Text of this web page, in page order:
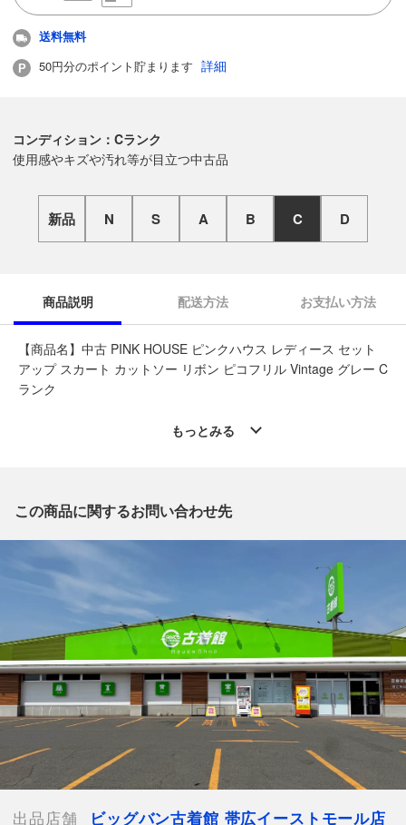
送料無料
50円分のポイント貯まります 詳細
コンディション：Cランク
使用感やキズや汚れ等が目立つ中古品
新品 N S A B C D
商品説明 配送方法 お支払い方法
【商品名】中古 PINK HOUSE ピンクハウス レディース セット
アップ スカート カットソー リボン ピコフリル Vintage グレー C
ランク
◆こちらの商品は「古着館 帯広イーストモール店 」からの出品
出品店舗にお電話にてお問い合わせください。
品商品」と「店舗内商品コード」をお知らせ下さい。
電話番号：0155-67-8571
【店舗内商品コード】1002100914859
【メーカー】PINK HOUSE/ピンクハウス
【対象】レディース
【カラー】グレー
【総丈】約78cm
【肩幅】約41cm
【着丈】約49cm
【身幅】約46cm
【袖丈】約54cm
【ウエスト】約58cm
【付属品】なし
もっとみる
この商品に関するお問い合わせ先
出品店舗 ビッグバン古着館 帯広イーストモール店